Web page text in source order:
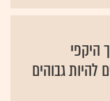
היקפי
גבוהים